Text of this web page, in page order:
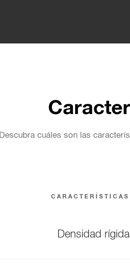
Descubra cuáles son las
CARACTERÍSTICAS
Densidad rígida